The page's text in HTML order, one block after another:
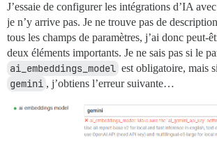
J’essaie de configurer les intégrations d’IA
je n’y arrive pas. Je ne trouve pas de
tous les champs de paramètres, j’ai donc peut-
deux éléments importants. Je ne sais pas si le
ai_embeddings_model est obligatoire, mais
gemini , j’obtiens l’erreur suivante…